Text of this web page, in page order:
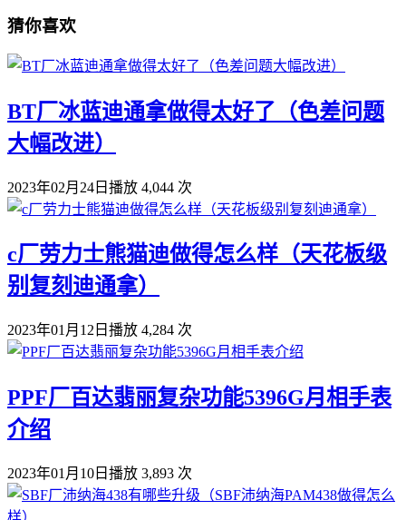
猜你喜欢
BT厂冰蓝迪通拿做得太好了（色差问题
大幅改进）
2023年02月24日 播放 4,044 次
c厂劳力士熊猫迪做得怎么样（天花板级
别复刻迪通拿）
2023年01月12日 播放 4,284 次
PPF厂百达翡丽复杂功能5396G月相手表
介绍
2023年01月10日 播放 3,893 次